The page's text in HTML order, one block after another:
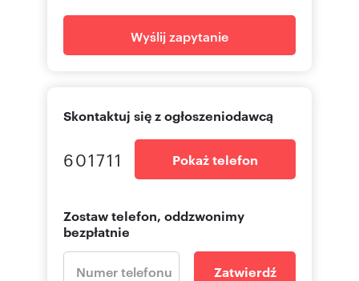
Wyślij zapytanie
Skontaktuj się z ogłoszeniodawcą
601711 Pokaż telefon
Zostaw telefon, oddzwonimy
bezpłatnie
Zatwierdź